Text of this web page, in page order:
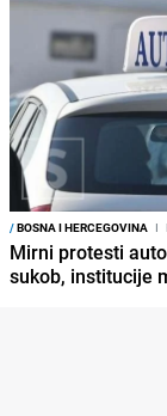
/BOSNA I HERCEGOVINA I
Mirni protesti
sukob, institucije